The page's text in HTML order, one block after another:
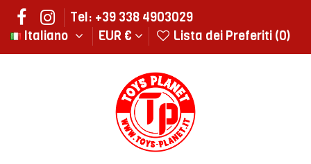
Tel: +39 338 4903029
Italiano
EUR € Lista dei Preferiti (0)